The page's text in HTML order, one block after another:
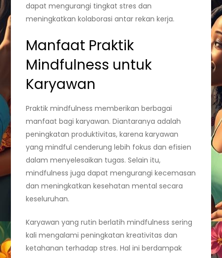
dapat mengurangi tingkat stres dan
meningkatkan kolaborasi antar rekan kerja.
Manfaat Praktik
Mindfulness untuk
Karyawan
Praktik mindfulness memberikan berbagai
manfaat bagi karyawan. Diantaranya adalah
peningkatan produktivitas, karena karyawan
yang mindful cenderung lebih fokus dan efisien
dalam menyelesaikan tugas. Selain itu,
mindfulness juga dapat mengurangi kecemasan
dan meningkatkan kesehatan mental secara
keseluruhan.
Karyawan yang rutin berlatih mindfulness sering
kali mengalami peningkatan kreativitas dan
ketahanan terhadap stres. Hal ini berdampak